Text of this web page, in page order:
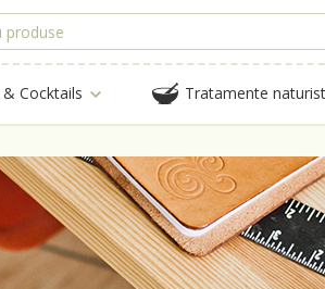
Cocktails Tratamente